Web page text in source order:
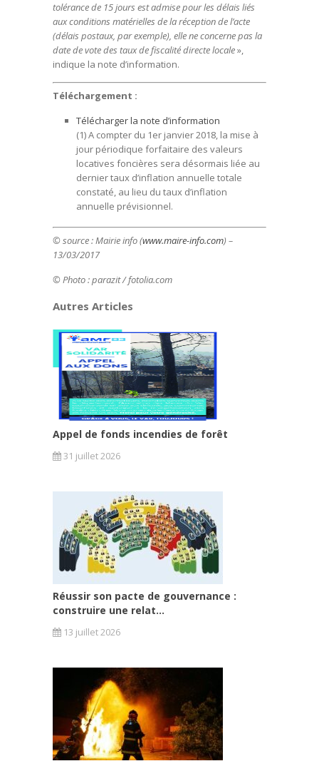
tolérance de 15 jours est admise pour les délais liés
aux conditions matérielles de la réception de l’acte
(délais postaux, par exemple), elle ne concerne pas la
date de vote des taux de fiscalité directe locale»,
indique la note d’information.
Téléchargement :
Télécharger la note d’information
(1) A compter du 1er janvier 2018, la mise à
jour périodique forfaitaire des valeurs
locatives foncières sera désormais liée au
dernier taux d’inflation annuelle totale
constaté, au lieu du taux d’inflation
annuelle prévisionnel.
© source : Mairie info(www.maire-info.com) –
13/03/2017
© Photo : parazit / fotolia.com
Autres Articles
Appel de fonds incendies de forêt
31 juillet 2026
Réussir son pacte de gouvernance :
construire une relat...
13 juillet 2026